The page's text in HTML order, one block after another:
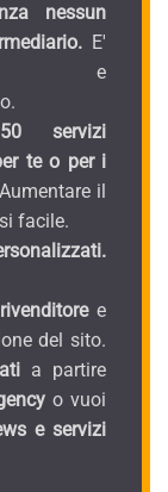
nessun
E'
e
servizi
te o per i
Aumentare il
facile.
e
del sito.
a partire
o vuoi
e servizi